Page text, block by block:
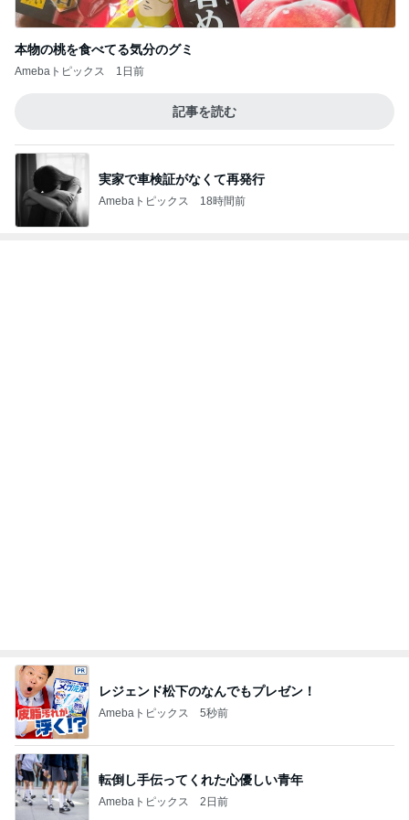
本物の桃を食べてる気分のグミ
Amebaトピックス 1日前
記事を読む
実家で車検証がなくて再発行
Amebaトピックス 18時間前
レジェンド松下のなんでもプレゼン！
Amebaトピックス 5秒前
転倒し手伝ってくれた心優しい青年
Amebaトピックス 2日前